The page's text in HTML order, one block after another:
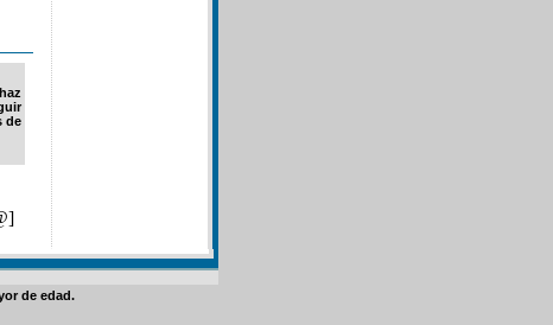
de
]
de edad.